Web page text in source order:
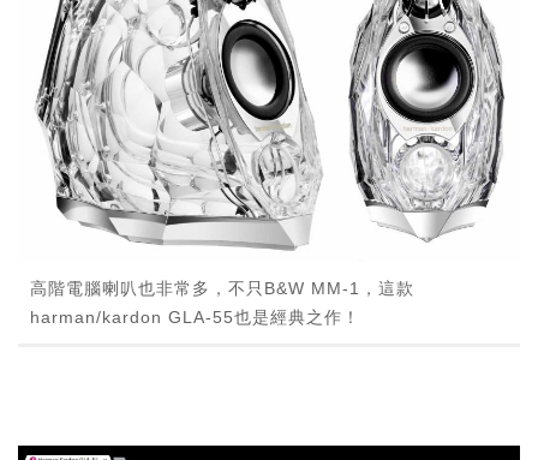
高階電腦喇叭也非常多，不只B&W MM-1，這款
harman/kardon GLA-55也是經典之作！